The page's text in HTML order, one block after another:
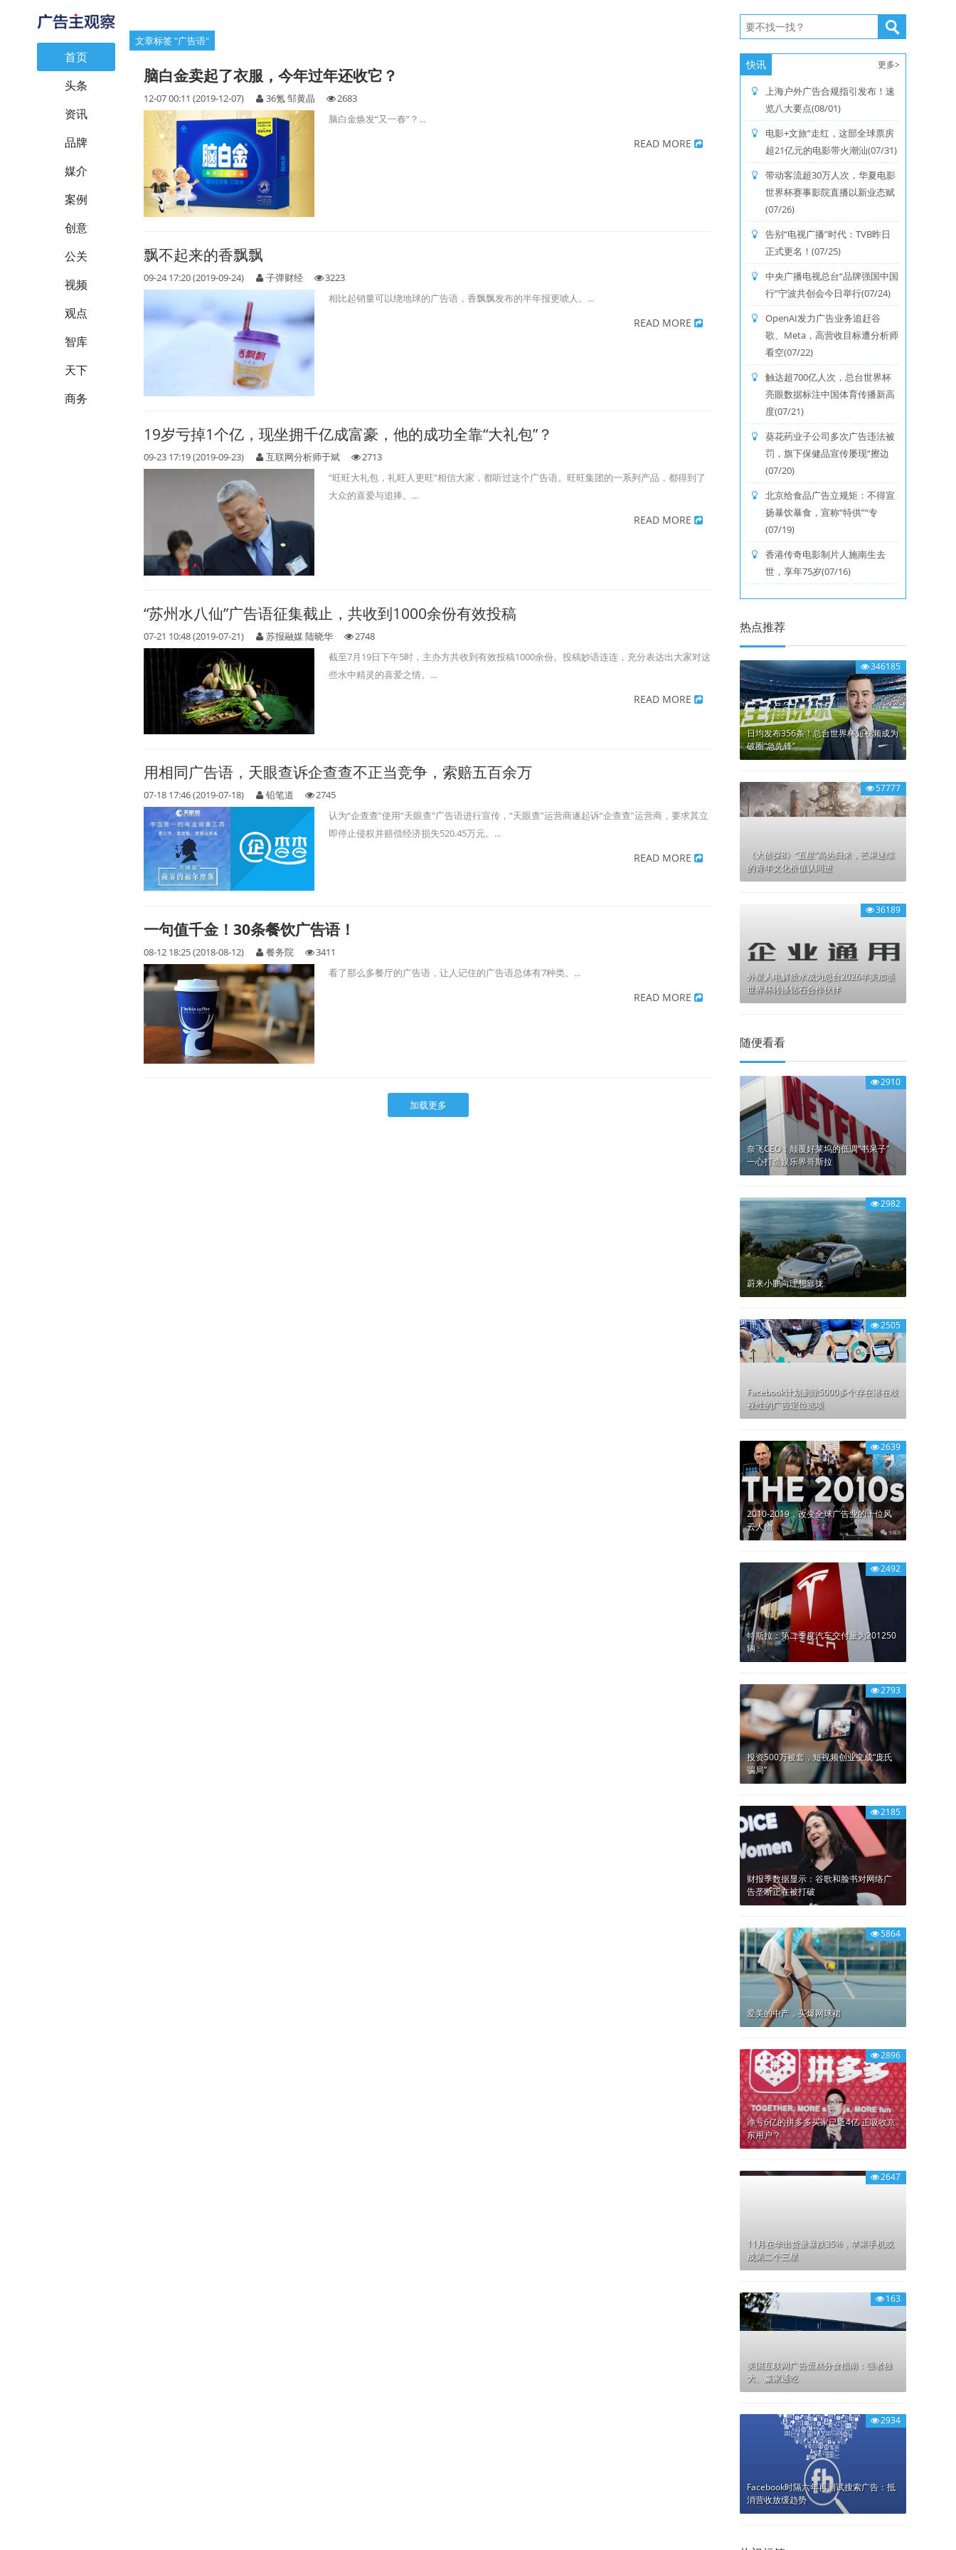
首页
头条
资讯
品牌
媒介
案例
创意
公关
视频
观点
智库
天下
商务
文章标签 "广告语"
脑白金卖起了衣服，今年过年还收它？
12-07 00:11 (2019-12-07) 36氪 邹黄晶
2683
脑白金焕发“又一春”？...
READ MORE
飘不起来的香飘飘
09-24 17:20 (2019-09-24) 子弹财经
3223
相比起销量可以绕地球的广告语，香飘飘发布的半年报更唬人。...
READ MORE
19岁亏掉1个亿，现坐拥千亿成富豪，他的成功全靠“大礼包”？
09-23 17:19 (2019-09-23) 互联网分析师于斌
2713
“旺旺大礼包，礼旺人更旺”相信大家，都听过这个广告语。旺旺集团的一系列产品，都得到了
大众的喜爱与追捧。...
READ MORE
“苏州水八仙”广告语征集截止，共收到1000余份有效投稿
07-21 10:48 (2019-07-21) 苏报融媒 陆晓华
2748
截至7月19日下午5时，主办方共收到有效投稿1000余份。投稿妙语连连，充分表达出大家对这
些水中精灵的喜爱之情。...
READ MORE
用相同广告语，天眼查诉企查查不正当竞争，索赔五百余万
07-18 17:46 (2019-07-18) 铅笔道
2745
认为“企查查”使用“天眼查”广告语进行宣传，“天眼查”运营商遂起诉“企查查”运营商，要求其立
即停止侵权并赔偿经济损失520.45万元。...
READ MORE
一句值千金！30条餐饮广告语！
08-12 18:25 (2018-08-12) 餐务院
3411
看了那么多餐厅的广告语，让人记住的广告语总体有7种类。...
READ MORE
加载更多
快讯 更多>
上海户外广告合规指引发布！速
览八大要点(08/01)
电影+文旅”走红，这部全球票房
超21亿元的电影带火潮汕(07/31)
带动客流超30万人次，华夏电影
世界杯赛事影院直播以新业态赋
(07/26)
告别“电视广播”时代：TVB昨日
正式更名！(07/25)
中央广播电视总台“品牌强国中国
行”宁波共创会今日举行(07/24)
OpenAI发力广告业务追赶谷
歌、Meta，高营收目标遭分析师
看空(07/22)
触达超700亿人次，总台世界杯
亮眼数据标注中国体育传播新高
度(07/21)
葵花药业子公司多次广告违法被
罚，旗下保健品宣传屡现“擦边
(07/20)
北京给食品广告立规矩：不得宣
扬暴饮暴食，宣称“特供”“专
(07/19)
香港传奇电影制片人施南生去
世，享年75岁(07/16)
热点推荐
346185
日均发布356条！总台世界杯短视频成为
破圈“急先锋”
57777
《大侦探8》“五星”高热归来，芒果迷综
的青年文化价值认同进
36189
外星人电解质水成为总台2026年美加墨
世界杯转播钻石合作伙伴
随便看看
2910
奈飞CEO：颠覆好莱坞的低调“书呆子”
一心打造娱乐界哥斯拉
2982
蔚来小鹏向理想靠拢
2505
Facebook计划删除5000多个存在潜在歧
视性的广告定位选项
2639
2010-2019，改变全球广告业的十位风
云人物
2492
特斯拉：第二季度汽车交付量为201250
辆
2793
投资500万被套，短视频创业变成“庞氏
骗局”
2185
财报季数据显示：谷歌和脸书对网络广
告垄断正在被打破
5864
爱美的中产，买爆网球裙
2896
净亏6亿的拼多多买家已近4亿 正吸收京
东用户？
2647
11月在华出货量暴跌35%，苹果手机或
成第二个三星
163
美国互联网广告蛋糕分食指南：强者独
大、赢家通吃
2934
Facebook时隔六年再测试搜索广告：抵
消营收放缓趋势